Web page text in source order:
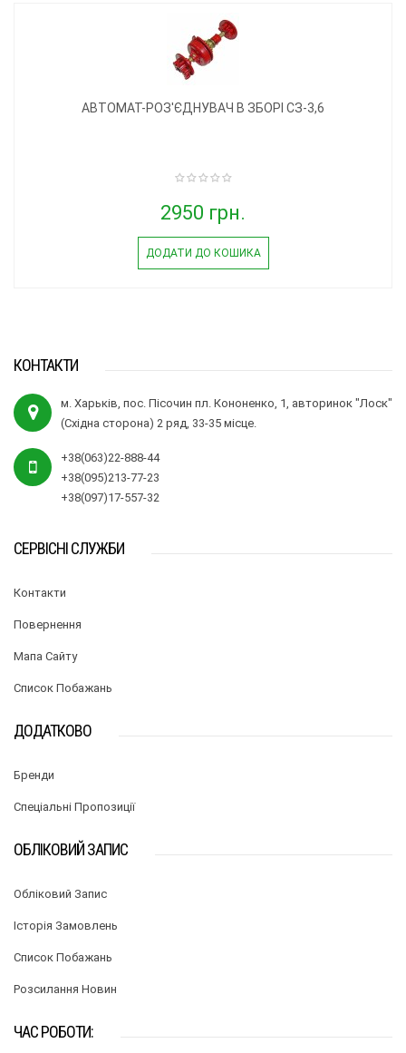
АВТОМАТ-РОЗ'ЄДНУВАЧ В ЗБОРІ СЗ-3,6
2950 грн.
ДОДАТИ ДО КОШИКА
КОНТАКТИ
м. Харьків, пос. Пісочин пл. Кононенко, 1, авторинок "Лоск"
(Східна сторона) 2 ряд, 33-35 місце.
+38(063)22-888-44
+38(095)213-77-23
+38(097)17-557-32
СЕРВІСНІ СЛУЖБИ
Контакти
Повернення
Мапа Сайту
Список Побажань
ДОДАТКОВО
Бренди
Спеціальні Пропозиції
ОБЛІКОВИЙ ЗАПИС
Обліковий Запис
Історія Замовлень
Список Побажань
Розсилання Новин
ЧАС РОБОТИ: